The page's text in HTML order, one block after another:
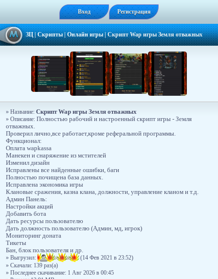
Вход Регистрация
ЗЦ|Скрипты|Онлайн игры|Скрипт Wap игры Земля отважных
» Название: Скрипт Wap игры Земля отважных
» Описание: Полностью рабочий и настроенный скрипт игры - Земля
отважных.
Проверил лично,все работает,кроме реферальной программы.
Функционал:
Оплата wapkassa
Манекен и снаряжение из мстителей
Изменил дизайн
Исправлены все найденные ошибки, баги
Полностью почищена база данных.
Исправлена экономика игры
Клановые сражения, казна клана, должности, управление кланом и т.д.
Админ Панель:
Настройки акций
Добавить бота
Дать ресурсы пользователю
Дать должность пользователю (Админ, мд, игрок)
Мониторинг доната
Тикеты
Бан, блок пользователя и др.
» Выгрузил:
Hoolenado
(14 Фев 2021 в 23:52)
» Скачали: 139 раз(a)
» Последнее скачивание: 1 Авг 2026 в 00:45